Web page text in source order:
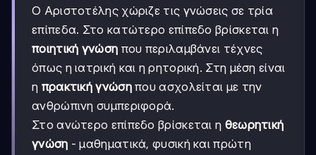
Ο Αριστοτέλης χώριζε τις γνώσεις σε τρία
επίπεδα. Στο κατώτερο επίπεδο βρίσκεται η
ποιητική γνώση που περιλαμβάνει τέχνες
όπως η ιατρική και η ρητορική. Στη μέση είναι
η πρακτική γνώσηπου ασχολείται με την
ανθρώπινη συμπεριφορά.
Στο ανώτερο επίπεδο βρίσκεται η θεωρητική
γνώση - μαθηματικά, φυσική και πρώτη